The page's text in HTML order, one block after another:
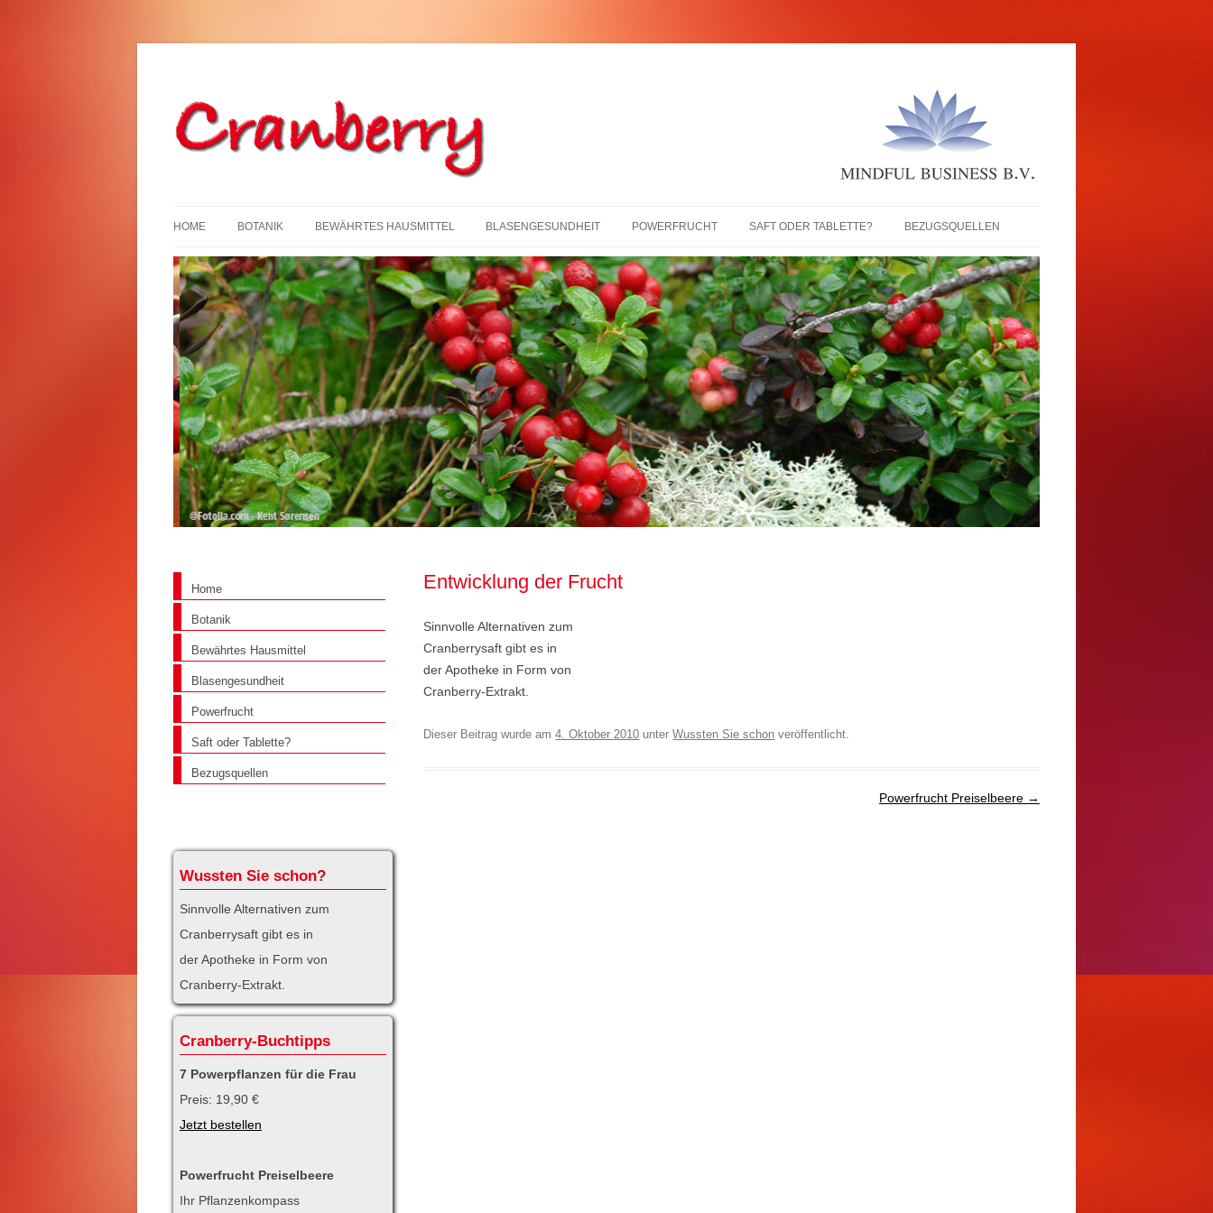
HOME BOTANIK BEWÄHRTES HAUSMITTEL BLASENGESUNDHEIT POWERFRUCHT SAFT ODER TABLETTE? BEZUGSQUELLEN
Entwicklung der Frucht
Sinnvolle Alternativen zum
Cranberrysaft gibt es in
der Apotheke in Form von
Cranberry-Extrakt.
Dieser Beitrag wurde am4. Oktober 2010 unterWussten Sie schon veröffentlicht.
Powerfrucht Preiselbeere →
Home
Botanik
Bewährtes Hausmittel
Blasengesundheit
Powerfrucht
Saft oder Tablette?
Bezugsquellen
Wussten Sie schon?
Sinnvolle Alternativen zum
Cranberrysaft gibt es in
der Apotheke in Form von
Cranberry-Extrakt.
Cranberry-Buchtipps
7 Powerpflanzen für die Frau
Preis: 19,90 €
Jetzt bestellen
Powerfrucht Preiselbeere
Ihr Pflanzenkompass